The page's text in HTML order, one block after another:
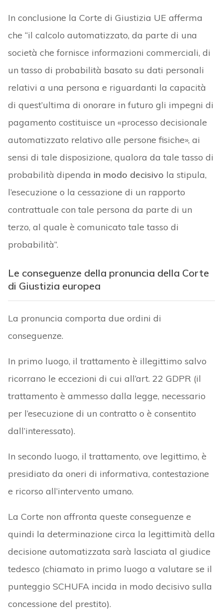
In conclusione la Corte di Giustizia UE afferma
che “il calcolo automatizzato, da parte di una
società che fornisce informazioni commerciali, di
un tasso di probabilità basato su dati personali
relativi a una persona e riguardanti la capacità
di quest’ultima di onorare in futuro gli impegni di
pagamento costituisce un «processo decisionale
automatizzato relativo alle persone fisiche», ai
sensi di tale disposizione, qualora da tale tasso di
probabilità dipenda in modo decisivo la stipula,
l’esecuzione o la cessazione di un rapporto
contrattuale con tale persona da parte di un
terzo, al quale è comunicato tale tasso di
probabilità”.
Le conseguenze della pronuncia della Corte
di Giustizia europea
La pronuncia comporta due ordini di
conseguenze.
In primo luogo, il trattamento è illegittimo salvo
ricorrano le eccezioni di cui all’art. 22 GDPR (il
trattamento è ammesso dalla legge, necessario
per l’esecuzione di un contratto o è consentito
dall’interessato).
In secondo luogo, il trattamento, ove legittimo, è
presidiato da oneri di informativa, contestazione
e ricorso all’intervento umano.
La Corte non affronta queste conseguenze e
quindi la determinazione circa la legittimità della
decisione automatizzata sarà lasciata al giudice
tedesco (chiamato in primo luogo a valutare se il
punteggio SCHUFA incida in modo decisivo sulla
concessione del prestito).